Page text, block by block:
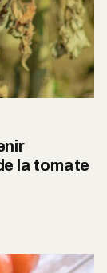
la tomate